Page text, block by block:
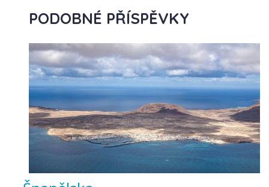
PODOBNÉ PŘÍSPĚVKY